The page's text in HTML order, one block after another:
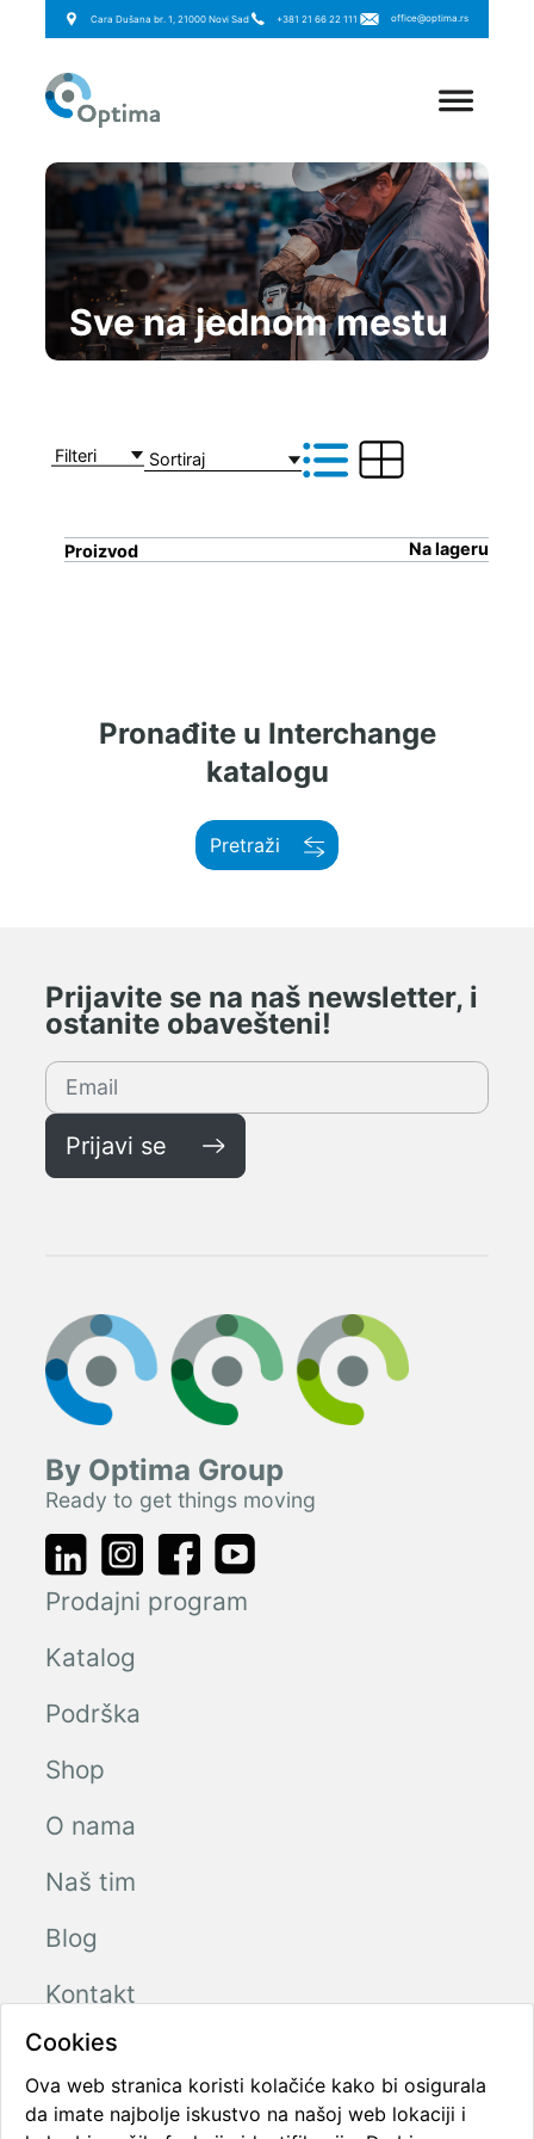
Cookies
Ova web stranica koristi kolačiće kako bi osigurala
da imate najbolje iskustvo na našoj web lokaciji i
Cara Dušana br. 1, 21000 Novi Sad +381 21 66 22 111 office@optima.rs
Sve na jednom mestu
Filteri
Proizvod Na lageru
Pronađite u Interchange
katalogu
Pretraži
Prijavite se na naš newsletter, i
ostanite obavešteni!
Prijavi se
By Optima Group
Ready to get things moving
Prodajni program
Katalog
Podrška
Shop
O nama
Naš tim
Blog
Kontakt
Radno vreme
Ponedeljak - Petak08:00 - 16:00